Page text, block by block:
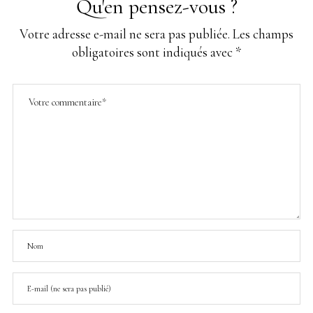
Qu'en pensez-vous ?
Votre adresse e-mail ne sera pas publiée. Les champs
obligatoires sont indiqués avec *